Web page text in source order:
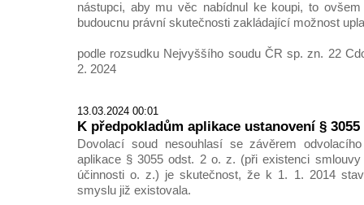
nástupci, aby mu věc nabídnul ke koupi, to
budoucnu právní skutečnosti zakládající možnost
podle rozsudku Nejvyššího soudu ČR sp. zn. 22
2. 2024
13.03.2024 00:01
K předpokladům aplikace ustanovení §
Dovolací soud nesouhlasí se závěrem
aplikace § 3055 odst. 2 o. z. (při existenci
účinnosti o. z.) je skutečnost, že k 1. 1. 2014
smyslu již existovala.